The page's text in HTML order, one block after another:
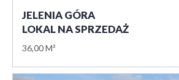
JELENIA GÓRA
LOKAL NA SPRZEDAŻ
36,00 M²